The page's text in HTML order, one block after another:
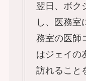
翌日、ボク
し、医務室
務室の医師
はジェイの
訪れること